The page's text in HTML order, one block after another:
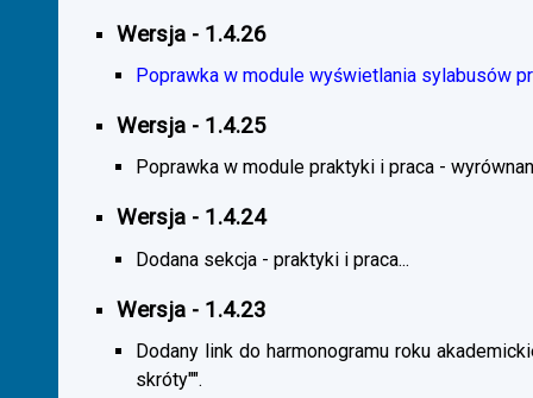
Wersja - 1.4.26
Poprawka w module wyświetlania sylabusów
Wersja - 1.4.25
Poprawka w module praktyki i praca -
Wersja - 1.4.24
Dodana sekcja - praktyki i praca...
Wersja - 1.4.23
Dodany link do harmonogramu roku
skróty"".